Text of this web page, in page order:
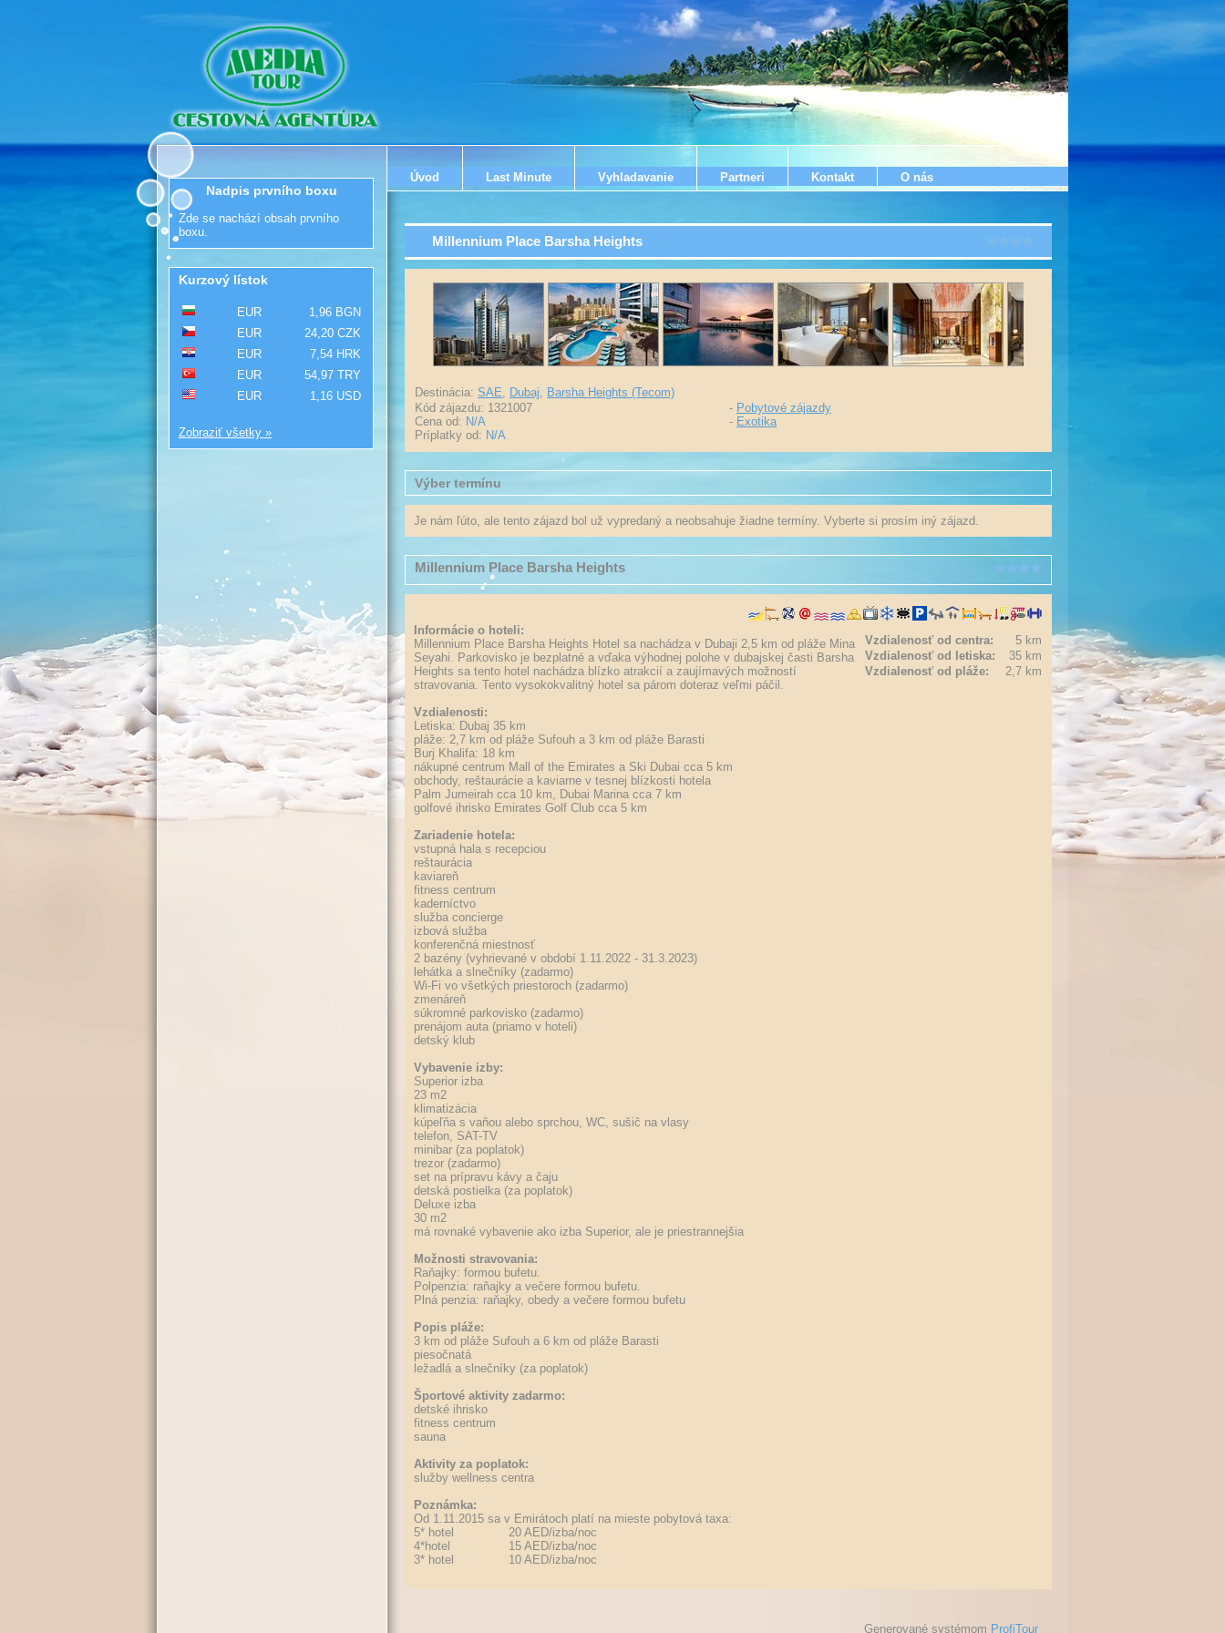
Úvod Last Minute Vyhladavanie Partneri Kontakt O nás
Millennium Place Barsha Heights
Destinácia: SAE, Dubaj, Barsha Heights (Tecom)
Kód zájazdu: 1321007
Cena od: N/A
Príplatky od: N/A
- Pobytové zájazdy
- Exotika
Výber termínu
Je nám ľúto, ale tento zájazd bol už vypredaný a neobsahuje žiadne termíny. Vyberte si prosím iný zájazd.
Millennium Place Barsha Heights
Vzdialenosť od centra:
5 km
Vzdialenosť od letiska:
35 km
Vzdialenosť od pláže:
2,7 km
Informácie o hoteli:
Millennium Place Barsha Heights Hotel sa nachádza v Dubaji 2,5 km od pláže Mina
Seyahi. Parkovisko je bezplatné a vďaka výhodnej polohe v dubajskej časti Barsha
Heights sa tento hotel nachádza blízko atrakcií a zaujímavých možností
stravovania. Tento vysokokvalitný hotel sa párom doteraz veľmi páčil.
Vzdialenosti:
Letiska: Dubaj 35 km
pláže: 2,7 km od pláže Sufouh a 3 km od pláže Barasti
Burj Khalifa: 18 km
nákupné centrum Mall of the Emirates a Ski Dubai cca 5 km
obchody, reštaurácie a kaviarne v tesnej blízkosti hotela
Palm Jumeirah cca 10 km, Dubai Marina cca 7 km
golfové ihrisko Emirates Golf Club cca 5 km
Zariadenie hotela:
vstupná hala s recepciou
reštaurácia
kaviareň
fitness centrum
kaderníctvo
služba concierge
izbová služba
konferenčná miestnosť
2 bazény (vyhrievané v období 1.11.2022 - 31.3.2023)
lehátka a slnečníky (zadarmo)
Wi-Fi vo všetkých priestoroch (zadarmo)
zmenáreň
súkromné parkovisko (zadarmo)
prenájom auta (priamo v hoteli)
detský klub
Vybavenie izby:
Superior izba
23 m2
klimatizácia
kúpeľňa s vaňou alebo sprchou, WC, sušič na vlasy
telefon, SAT-TV
minibar (za poplatok)
trezor (zadarmo)
set na prípravu kávy a čaju
detská postielka (za poplatok)
Deluxe izba
30 m2
má rovnaké vybavenie ako izba Superior, ale je priestrannejšia
Možnosti stravovania:
Raňajky: formou bufetu.
Polpenzia: raňajky a večere formou bufetu.
Plná penzia: raňajky, obedy a večere formou bufetu
Popis pláže:
3 km od pláže Sufouh a 6 km od pláže Barasti
piesočnatá
ležadlá a slnečníky (za poplatok)
Športové aktivity zadarmo:
detské ihrisko
fitness centrum
sauna
Aktivity za poplatok:
služby wellness centra
Poznámka:
Od 1.11.2015 sa v Emirátoch platí na mieste pobytová taxa:
5* hotel 20 AED/izba/noc
4*hotel 15 AED/izba/noc
3* hotel 10 AED/izba/noc
Generované systémom ProfiTour
Nadpis prvního boxu
Zde se nachází obsah prvního
boxu.
Kurzový lístok
EUR
1,96 BGN
EUR
24,20 CZK
EUR
7,54 HRK
EUR
54,97 TRY
EUR
1,16 USD
Zobraziť všetky »